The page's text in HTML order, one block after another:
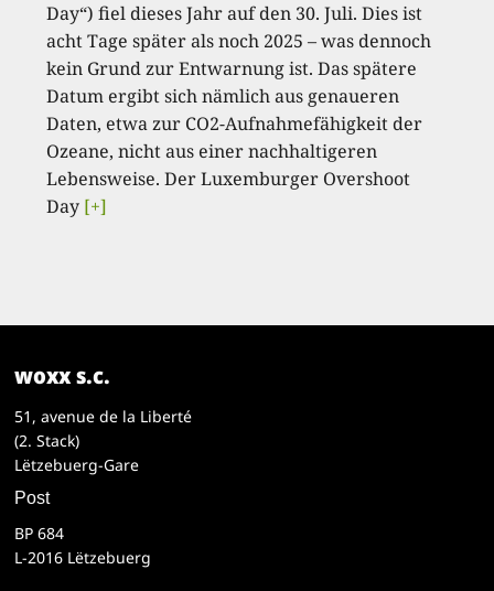
Day“) fiel dieses Jahr auf den 30. Juli. Dies ist
acht Tage später als noch 2025 – was dennoch
kein Grund zur Entwarnung ist. Das spätere
Datum ergibt sich nämlich aus genaueren
Daten, etwa zur CO2-Aufnahmefähigkeit der
Ozeane, nicht aus einer nachhaltigeren
Lebensweise. Der Luxemburger Overshoot
Day [+]
woxx s.c.
51, avenue de la Liberté
(2. Stack)
Lëtzebuerg-Gare
Post
BP 684
L-2016 Lëtzebuerg